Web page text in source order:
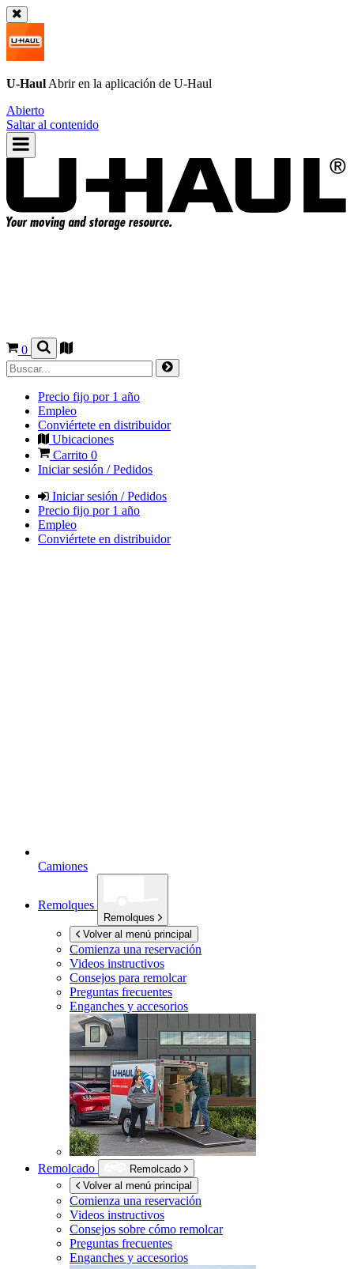
U-Haul Abrir en la aplicación de U-Haul
Abierto
Saltar al contenido
0
Precio fijo por 1 año
Empleo
Conviértete en distribuidor
Ubicaciones
Carrito 0
Iniciar sesión / Pedidos
Iniciar sesión / Pedidos
Precio fijo por 1 año
Empleo
Conviértete en distribuidor
Camiones
Remolques
Remolques
Volver al menú principal
Comienza una reservación
Videos instructivos
Consejos para remolcar
Preguntas frecuentes
Enganches y accesorios
Remolcado
Remolcado
Volver al menú principal
Comienza una reservación
Videos instructivos
Consejos sobre cómo remolcar
Preguntas frecuentes
Enganches y accesorios